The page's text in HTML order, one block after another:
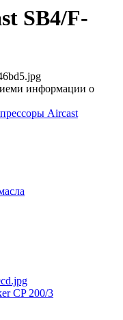
SB4/F-
информации о
Aircast
CP 200/3